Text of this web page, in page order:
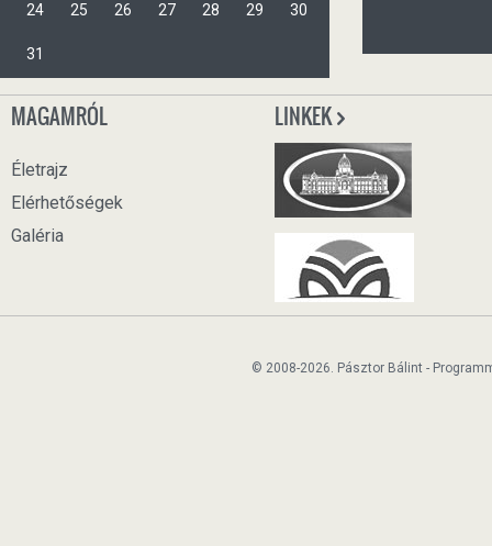
24 25 26 27 28 29 30
31
MAGAMRÓL
Életrajz
Elérhetőségek
Galéria
LINKEK
© 2008-2026. Pásztor Bálint -